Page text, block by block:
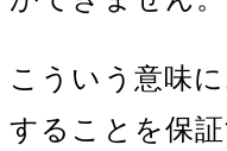
こういう意味
することを保